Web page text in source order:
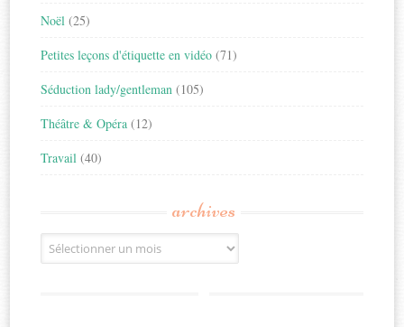
Noël (25)
Petites leçons d'étiquette en vidéo (71)
Séduction lady/gentleman (105)
Théâtre & Opéra (12)
Travail (40)
archives
Archives